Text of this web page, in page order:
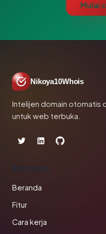
Mulai
Nikoya10Whois
Intelijen domain otomatis
untuk web terbuka.
PRODUK
Beranda
Fitur
Cara kerja